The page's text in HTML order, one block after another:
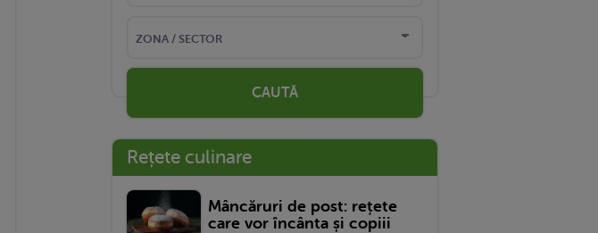
CAUTĂ
Rețete culinare
Mâncăruri de post: rețete
care vor încânta și copiii